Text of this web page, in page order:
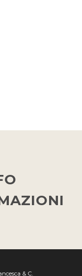
& C.